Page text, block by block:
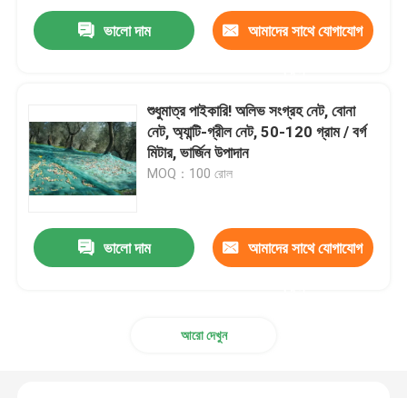
ভালো দাম আমাদের সাথে যোগাযোগ
শুধুমাত্র পাইকারি! অলিভ সংগ্রহ নেট, বোনা
নেট, অ্যান্টি-গ্রীল নেট, 50-120 গ্রাম / বর্গ
মিটার, ভার্জিন উপাদান
MOQ：100 রোল
ভালো দাম আমাদের সাথে যোগাযোগ
আরো দেখুন